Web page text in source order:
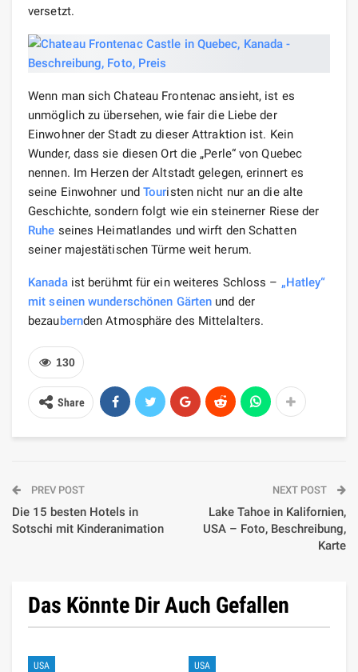
versetzt.
Wenn man sich Chateau Frontenac ansieht, ist es
unmöglich zu übersehen, wie fair die Liebe der
Einwohner der Stadt zu dieser Attraktion ist. Kein
Wunder, dass sie diesen Ort die „Perle“ von Quebec
nennen. Im Herzen der Altstadt gelegen, erinnert es
seine Einwohner und Touristen nicht nur an die alte
Geschichte, sondern folgt wie ein steinerner Riese der
Ruhe seines Heimatlandes und wirft den Schatten
seiner majestätischen Türme weit herum.
Kanadaist berühmt für ein weiteres Schloss – „Hatley“
mit seinen wunderschönen Gärten und der
bezaubernden Atmosphäre des Mittelalters.
130
Share
PREV POST
Die 15 besten Hotels in
Sotschi mit Kinderanimation
NEXT POST
Lake Tahoe in Kalifornien,
USA – Foto, Beschreibung,
Karte
Das Könnte Dir Auch Gefallen
USA USA